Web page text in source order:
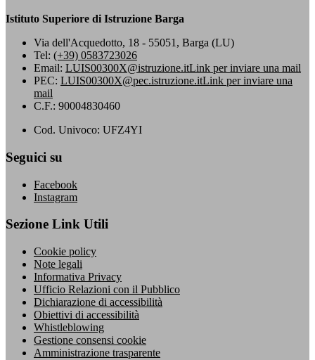
Istituto Superiore di Istruzione Barga
Via dell'Acquedotto, 18 - 55051, Barga (LU)
Tel: (+39) 0583723026
Email: LUIS00300X@istruzione.itLink per inviare una mail
PEC: LUIS00300X@pec.istruzione.itLink per inviare una
mail
C.F.: 90004830460
Cod. Univoco: UFZ4YI
Seguici su
Facebook
Instagram
Sezione Link Utili
Cookie policy
Note legali
Informativa Privacy
Ufficio Relazioni con il Pubblico
Dichiarazione di accessibilità
Obiettivi di accessibilità
Whistleblowing
Gestione consensi cookie
Amministrazione trasparente